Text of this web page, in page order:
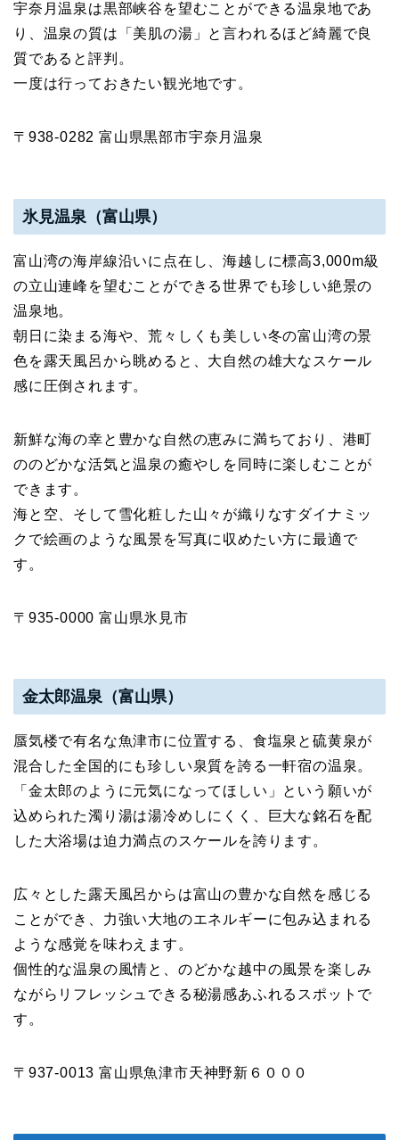
宇奈月温泉は黒部峡谷を望むことができる温泉地であ
り、温泉の質は「美肌の湯」と言われるほど綺麗で良
質であると評判。
一度は行っておきたい観光地です。
〒938-0282 富山県黒部市宇奈月温泉
氷見温泉（富山県）
富山湾の海岸線沿いに点在し、海越しに標高3,000m級
の立山連峰を望むことができる世界でも珍しい絶景の
温泉地。
朝日に染まる海や、荒々しくも美しい冬の富山湾の景
色を露天風呂から眺めると、大自然の雄大なスケール
感に圧倒されます。
新鮮な海の幸と豊かな自然の恵みに満ちており、港町
ののどかな活気と温泉の癒やしを同時に楽しむことが
できます。
海と空、そして雪化粧した山々が織りなすダイナミッ
クで絵画のような風景を写真に収めたい方に最適で
す。
〒935-0000 富山県氷見市
金太郎温泉（富山県）
蜃気楼で有名な魚津市に位置する、食塩泉と硫黄泉が
混合した全国的にも珍しい泉質を誇る一軒宿の温泉。
「金太郎のように元気になってほしい」という願いが
込められた濁り湯は湯冷めしにくく、巨大な銘石を配
した大浴場は迫力満点のスケールを誇ります。
広々とした露天風呂からは富山の豊かな自然を感じる
ことができ、力強い大地のエネルギーに包み込まれる
ような感覚を味わえます。
個性的な温泉の風情と、のどかな越中の風景を楽しみ
ながらリフレッシュできる秘湯感あふれるスポットで
す。
〒937-0013 富山県魚津市天神野新６０００